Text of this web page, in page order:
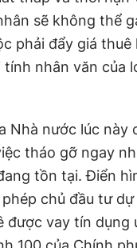
sẽ không thể
phải đẩy giá thuê
nhân văn của
Nhà nước lúc này
tháo gỡ ngay
tồn tại. Điển
chủ đầu tư
được vay tín dụng